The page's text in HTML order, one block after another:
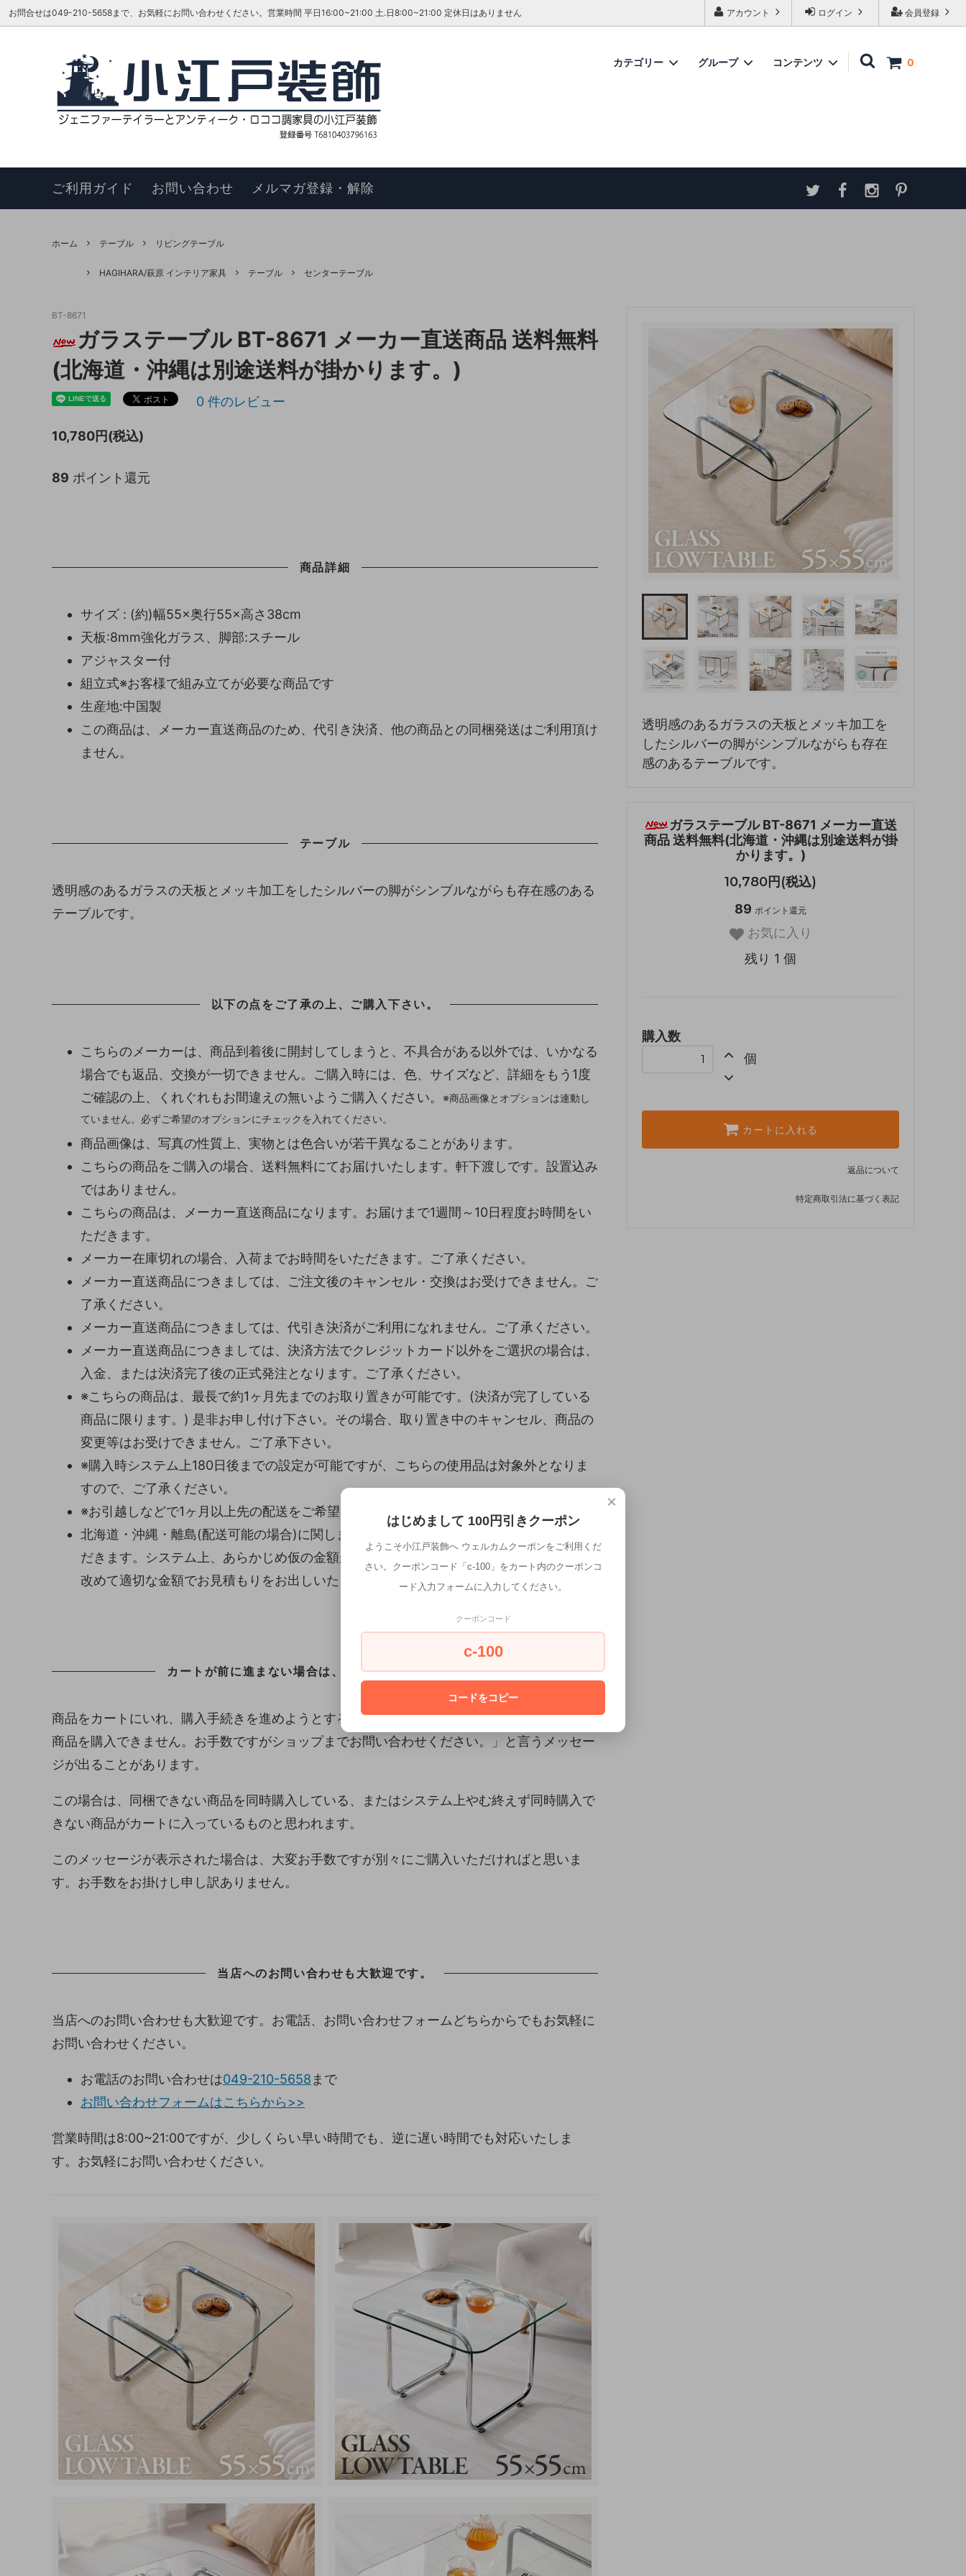
会員登録
ログイン
アカウント
お問合せは049-210-5658まで、お気軽にお問い合わせください。営業時間 平日16:00~21:00 土.日8:00~21:00 定休日はありません
0
カテゴリー
ベッド リビング・ダイニングセット
スツール
チェア ベンチ マントルピース テーブル
フラワースタンド
キッチン収納 トイレ収納 ランドリー収納 玄関・押入れ収納
ガーデニング雑貨 ライト・照明
天板保護マット
グループ
TOKAI KAGU/東海家具工業 ジェニファーテイラー
ヴィヴィアン ホームスタイル
コンテンツ
はじめての方へ お知らせ
更新履歴
このサイトについて お買い物の手順 コエドグループ アンティーク商品 概略と取扱い方
ご利用ガイド お問い合わせ メルマガ登録・解除
ホーム テーブル リビングテーブル
HAGIHARA/萩原 インテリア家具 テーブル センターテーブル
透明感のあるガラスの天板とメッキ加工を
したシルバーの脚がシンプルながらも存在
感のあるテーブルです。
ガラステーブル BT-8671 メーカー直送
商品 送料無料(北海道・沖縄は別途送料が掛
かります。)
10,780円(税込)
89 ポイント還元
お気に入り
残り 1 個
購入数
個
カートに入れる
返品について
特定商取引法に基づく表記
BT-8671
ガラステーブル BT-8671 メーカー直送商品 送料無料
(北海道・沖縄は別途送料が掛かります。)
0 件のレビュー
10,780円(税込)
89 ポイント還元
商品詳細
サイズ : (約)幅55×奥行55×高さ38cm
天板:8mm強化ガラス、脚部:スチール
アジャスター付
組立式※お客様で組み立てが必要な商品です
生産地:中国製
この商品は、メーカー直送商品のため、代引き決済、他の商品との同梱発送はご利用頂け
ません。
テーブル
透明感のあるガラスの天板とメッキ加工をしたシルバーの脚がシンプルながらも存在感のある
テーブルです。
以下の点をご了承の上、ご購入下さい。
こちらのメーカーは、商品到着後に開封してしまうと、不具合がある以外では、いかなる
場合でも返品、交換が一切できません。ご購入時には、色、サイズなど、詳細をもう1度
ご確認の上、くれぐれもお間違えの無いようご購入ください。
※商品画像とオプションは連動し
ていません。必ずご希望のオプションにチェックを入れてください。
商品画像は、写真の性質上、実物とは色合いが若干異なることがあります。
こちらの商品をご購入の場合、送料無料にてお届けいたします。軒下渡しです。設置込み
ではありません。
こちらの商品は、メーカー直送商品になります。お届けまで1週間～10日程度お時間をい
ただきます。
メーカー在庫切れの場合、入荷までお時間をいただきます。ご了承ください。
メーカー直送商品につきましては、ご注文後のキャンセル・交換はお受けできません。ご
了承ください。
メーカー直送商品につきましては、代引き決済がご利用になれません。ご了承ください。
メーカー直送商品につきましては、決済方法でクレジットカード以外をご選択の場合は、
入金、または決済完了後の正式発注となります。ご了承ください。
※こちらの商品は、最長で約1ヶ月先までのお取り置きが可能です。(決済が完了している
商品に限ります。) 是非お申し付け下さい。その場合、取り置き中のキャンセル、商品の
変更等はお受けできません。ご了承下さい。
※購入時システム上180日後までの設定が可能ですが、こちらの使用品は対象外となりま
すので、ご了承ください。
※お引越しなどで1ヶ月以上先の配送をご希望の場合はご相談ください。
北海道・沖縄・離島(配送可能の場合)に関しましては、送料は別途お見積りとさせていた
だきます。システム上、あらかじめ仮の金額が設定されていますが、その金額ではなく、
改めて適切な金額でお見積もりをお出しいたします。
カートが前に進まない場合は、以下にご注意ください。
商品をカートにいれ、購入手続きを進めようとすると、「利用できるお届け方法がないため、
商品を購入できません。お手数ですがショップまでお問い合わせください。」と言うメッセー
ジが出ることがあります。
この場合は、同梱できない商品を同時購入している、またはシステム上やむ終えず同時購入で
きない商品がカートに入っているものと思われます。
このメッセージが表示された場合は、大変お手数ですが別々にご購入いただければと思いま
す。お手数をお掛けし申し訳ありません。
当店へのお問い合わせも大歓迎です。
当店へのお問い合わせも大歓迎です。お電話、お問い合わせフォームどちらからでもお気軽に
お問い合わせください。
お電話のお問い合わせは049-210-5658まで
お問い合わせフォームはこちらから>>
営業時間は8:00~21:00ですが、少しくらい早い時間でも、逆に遅い時間でも対応いたしま
す。お気軽にお問い合わせください。
×
はじめまして 100円引きクーポン
ようこそ小江戸装飾へ ウェルカムクーポンをご利用くだ
さい。クーポンコード「c-100」をカート内のクーポンコ
ード入力フォームに入力してください。
クーポンコード
c-100
コードをコピー